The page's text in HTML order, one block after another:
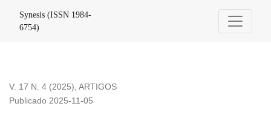
Synesis (ISSN 1984-
6754)
V. 17 N. 4 (2025), ARTIGOS
Publicado 2025-11-05